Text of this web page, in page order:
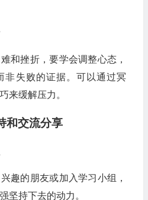
和挫折，要学会调整心态，
非失败的证据。可以通过冥
来缓解压力。
和交流分享
趣的朋友或加入学习小组，
坚持下去的动力。